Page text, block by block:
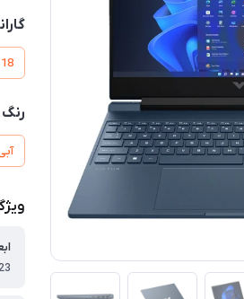
18 ماهه نوآور همراه
رنگ